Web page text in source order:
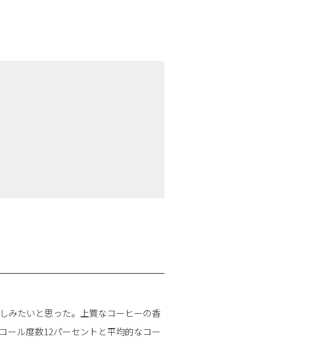
みたいと思った。上質なコーヒーの香
ール度数12パーセントと平均的なコー